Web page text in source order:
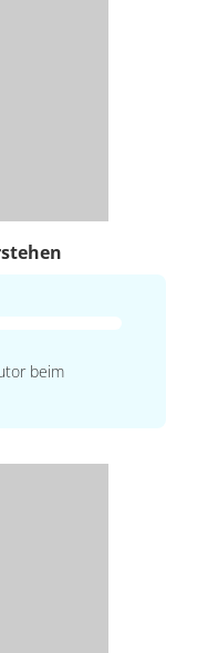
beim